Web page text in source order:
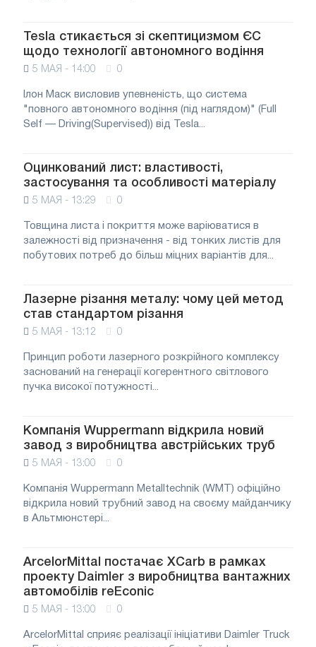
Tesla стикається зі скептицизмом ЄС
щодо технології автономного водіння
5 МАЯ - 14:00 0
Ілон Маск висловив упевненість, що система
"повного автономного водіння (під наглядом)" (Full
Self — Driving(Supervised)) від Tesla...
Оцинкований лист: властивості,
застосування та особливості матеріалу
5 МАЯ - 13:29 0
Товщина листа і покриття може варіюватися в
залежності від призначення - від тонких листів для
побутових потреб до більш міцних варіантів для...
Лазерне різання металу: чому цей метод
став стандартом різання
5 МАЯ - 13:12 0
Принцип роботи лазерного розкрійного комплексу
заснований на генерації когерентного світлового
пучка високої потужності...
Компанія Wuppermann відкрила новий
завод з виробництва австрійських труб
5 МАЯ - 13:00 0
Компанія Wuppermann Metalltechnik (WMT) офіційно
відкрила новий трубний завод на своєму майданчику
в Альтмюнстері...
ArcelorMittal постачає XCarb в рамках
проекту Daimler з виробництва вантажних
автомобілів reEconic
5 МАЯ - 13:00 0
ArcelorMittal сприяє реалізації ініціативи Daimler Truck